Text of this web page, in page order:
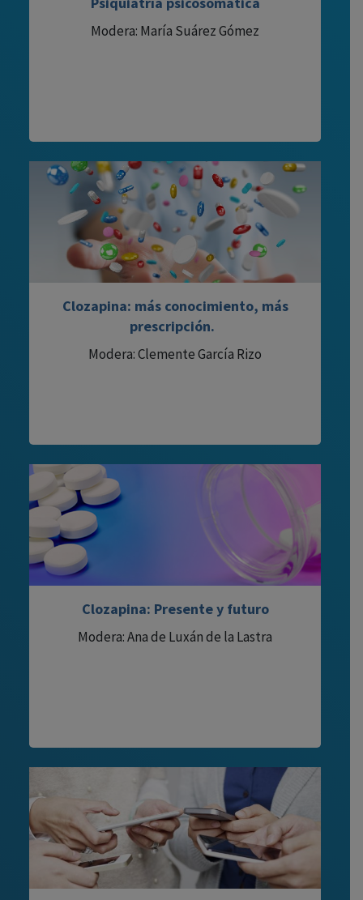
Modera: María Suárez Gómez
Clozapina: más conocimiento, más
prescripción.
Modera: Clemente García Rizo
Clozapina: Presente y futuro
Modera: Ana de Luxán de la Lastra